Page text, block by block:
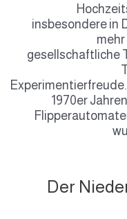
insbesondere in
gesellschaftliche
1970er
Der